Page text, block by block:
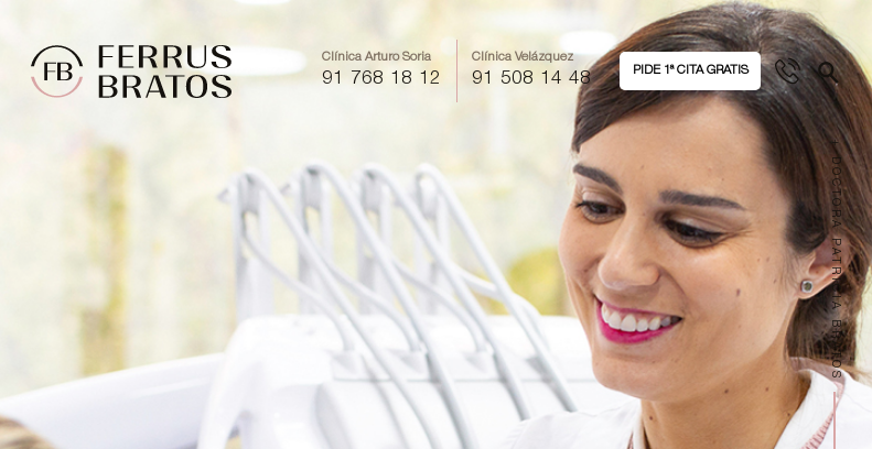
Clínica Arturo Soria
91 768 18 12
Clínica Velázquez
91 508 14 48 PIDE 1ª CITA GRATIS
+ DOCTORA PATRICIA BRATOS